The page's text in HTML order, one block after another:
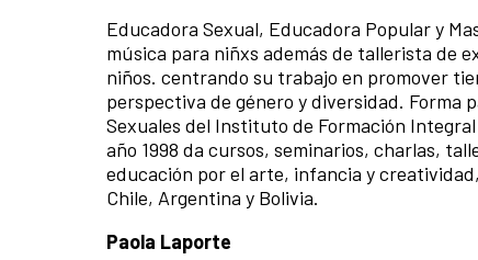
Educadora Sexual, Educadora Popular y
música para niñxs además de tallerista de
niños. centrando su trabajo en promover
perspectiva de género y diversidad. Forma
Sexuales del Instituto de Formación
año 1998 da cursos, seminarios, charlas,
educación por el arte, infancia y
Chile, Argentina y Bolivia.
Paola Laporte